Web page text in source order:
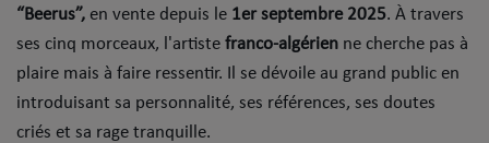
Dans la Street
C quoi ton Actu ?
Dans ton Téléphone
“Beerus”, en vente depuis le 1er septembre 2025. À travers
ses cinq morceaux, l'artiste franco-algérien ne cherche pas à
plaire mais à faire ressentir. Il se dévoile au grand public en
introduisant sa personnalité, ses références, ses doutes
criés et sa rage tranquille.